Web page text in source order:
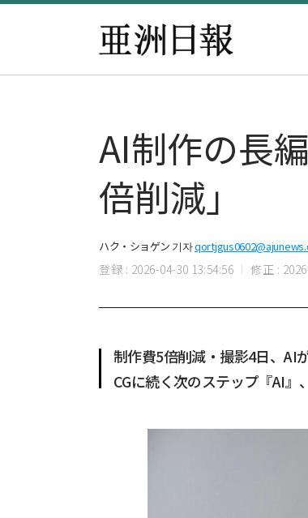
AI制作の長
倍削減」
ハク・ショゲン 기자
登録 : 2026-04-30 13:54:56 修正 :
制作費5倍削減・撮影4日、AI
CGに続く次のステップ『AI